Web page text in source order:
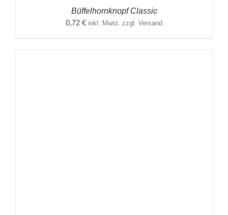
Büffelhornknopf Classic
0,72 € inkl. Mwst. zzgl. Versand